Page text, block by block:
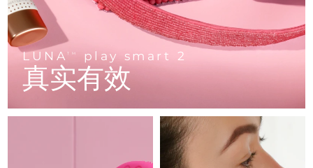
LUNATM play smart 2
真实有效
ESPADA™ 设备
All acne treatment devices
眼部护理设备
All revitalizing eye massagers
KIWI™ 皮肤护理
Advanced pore care essentials
LUNA™ Dual-Peptide Scalp
For healthy hair
issa™ Teeth Whitening Gel
18% PAP
护肤品 男士
马恩岛
以色列 预计送达日期8/14/26
意大利
日本 预计送达日期8/13/26
预计送达日期 8/15/26